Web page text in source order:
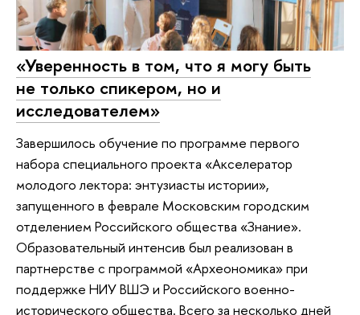
«Уверенность в том, что я могу быть
не только спикером, но и
исследователем»
Завершилось обучение по программе первого
набора специального проекта «Акселератор
молодого лектора: энтузиасты истории»,
запущенного в феврале Московским городским
отделением Российского общества «Знание».
Образовательный интенсив был реализован в
партнерстве с программой «Археономика» при
поддержке НИУ ВШЭ и Российского военно-
исторического общества. Всего за несколько дней